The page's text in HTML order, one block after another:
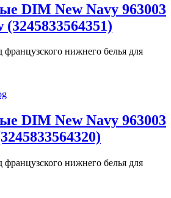
DIM New Navy 963003
нижнего белья для
DIM New Navy 963003
нижнего белья для